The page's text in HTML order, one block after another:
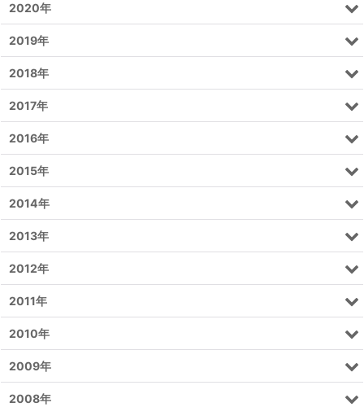
2020年
2019年
2018年
2017年
2016年
2015年
2014年
2013年
2012年
2011年
2010年
2009年
2008年